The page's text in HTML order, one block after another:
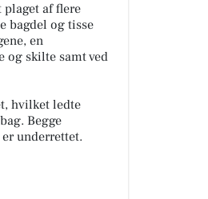
plaget af flere
bagdel og tisse
en
og skilte samt ved
hvilket ledte
Begge
underrettet.